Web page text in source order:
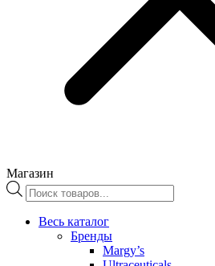
Магазин
Поиск
товаров
Весь каталог
Бренды
Margy’s